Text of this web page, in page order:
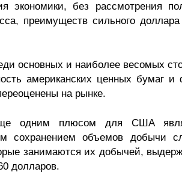
экономики, без рассмотрения
преимуществ сильного
основных и наиболее весомых
американских ценных бумаг
на рынке.
одним плюсом для США
сохранением объемов добычи
занимаются их добычей,
долларов.